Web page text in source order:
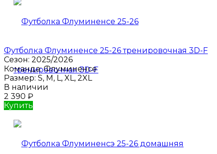
Футболка Флуминенсе 25-26 тренировочная 3D-F
Сезон: 2025/2026
Команда:Флуминенсе
Размер: S, M, L, XL, 2XL
В наличии
2 390 ₽
Купить